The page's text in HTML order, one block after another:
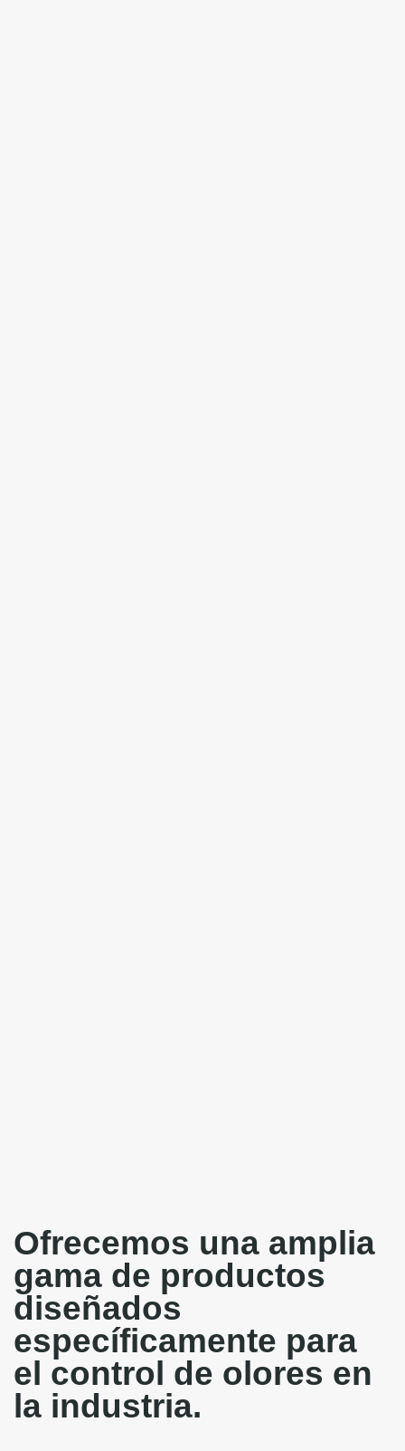
Ofrecemos una amplia
gama de productos
diseñados
específicamente para
el control de olores en
la industria.